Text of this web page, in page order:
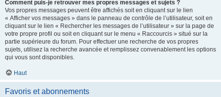
Comment puis-je retrouver mes propres messages et sujets ?
Vos propres messages peuvent être affichés soit en cliquant sur le lien
« Afficher vos messages » dans le panneau de contrôle de l’utilisateur, soit en
cliquant sur le lien « Rechercher les messages de l’utilisateur » sur la page de
votre propre profil ou soit en cliquant sur le menu « Raccourcis » situé sur la
partie supérieure du forum. Pour effectuer une recherche de vos propres
sujets, utilisez la recherche avancée et remplissez convenablement les options
qui vous sont disponibles.
Haut
Favoris et abonnements